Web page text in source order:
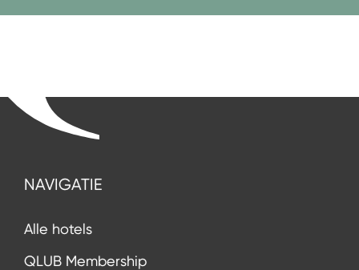
NAVIGATIE
Alle hotels
QLUB Membership